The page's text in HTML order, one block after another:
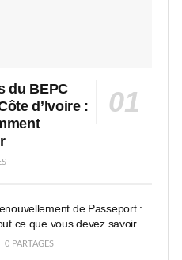
du BEPC
d’Ivoire :
de Passeport :
ce que vous devez savoir
0 PARTAGES